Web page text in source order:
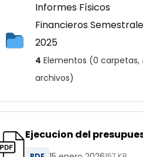
Informes Físicos
Financieros
2025
4 Elementos (0 carpetas,
archivos)
Ejecucion del